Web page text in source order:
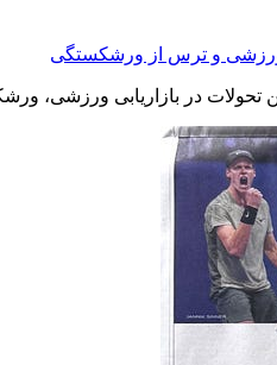
ورزشی و ترس از ورشکستگی
تحولات در بازاریابی